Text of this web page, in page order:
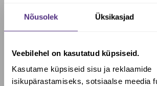
Nõusolek Üksikasjad
Veebilehel on kasutatud küpsiseid.
Kasutame küpsiseid sisu ja reklaamide
isikupärastamiseks, sotsiaalse meedia
Õli imendub hästi, niisutab nahka ja aitab
pehmust; rahustav toime aitab
Tänu looduslikule UV-kiirguse eest
omadustele, sobib seesamiõli kasutada
kätte minekut.